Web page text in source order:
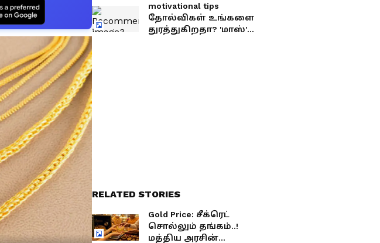
motivational tips
தோல்விகள் உங்களை
துரத்துகிறதா? 'மாஸ்'
RELATED STORIES
Gold Price: சீக்ரெட்
சொல்லும் தங்கம்..!
மத்திய அரசின்